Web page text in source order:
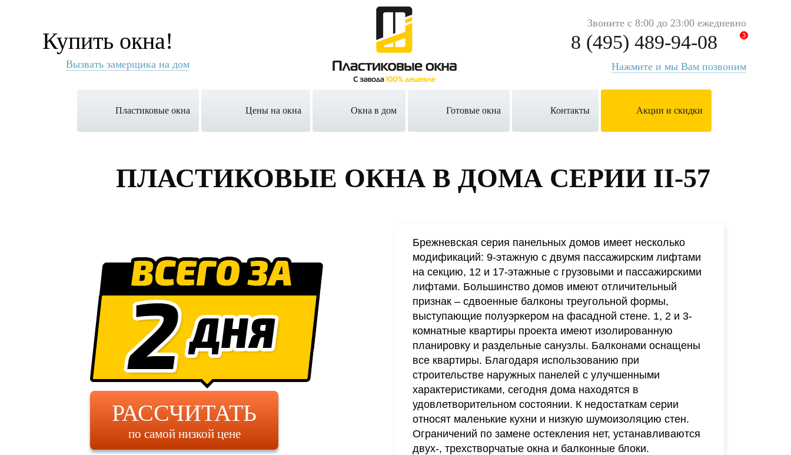
Купить окна!
Вызвать замерщика на дом
Звоните с 8:00 до 23:00 ежедневно
8 (495) 489-94-08 3
Нажмите и мы Вам позвоним
Пластиковые окна Цены на окна Окна в дом Готовые окна Контакты Акции и скидки
ПЛАСТИКОВЫЕ ОКНА В ДОМА СЕРИИ II-57
РАССЧИТАТЬ
по самой низкой цене
Брежневская серия панельных домов имеет несколько
модификаций: 9-этажную с двумя пассажирским лифтами
на секцию, 12 и 17-этажные с грузовыми и пассажирскими
лифтами. Большинство домов имеют отличительный
признак – сдвоенные балконы треугольной формы,
выступающие полуэркером на фасадной стене. 1, 2 и 3-
комнатные квартиры проекта имеют изолированную
планировку и раздельные санузлы. Балконами оснащены
все квартиры. Благодаря использованию при
строительстве наружных панелей с улучшенными
характеристиками, сегодня дома находятся в
удовлетворительном состоянии. К недостаткам серии
относят маленькие кухни и низкую шумоизоляцию стен.
Ограничений по замене остекления нет, устанавливаются
двух-, трехстворчатые окна и балконные блоки.